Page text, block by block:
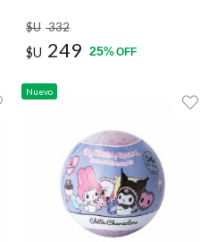
$U 332
$U 249 25%OFF
Nuevo